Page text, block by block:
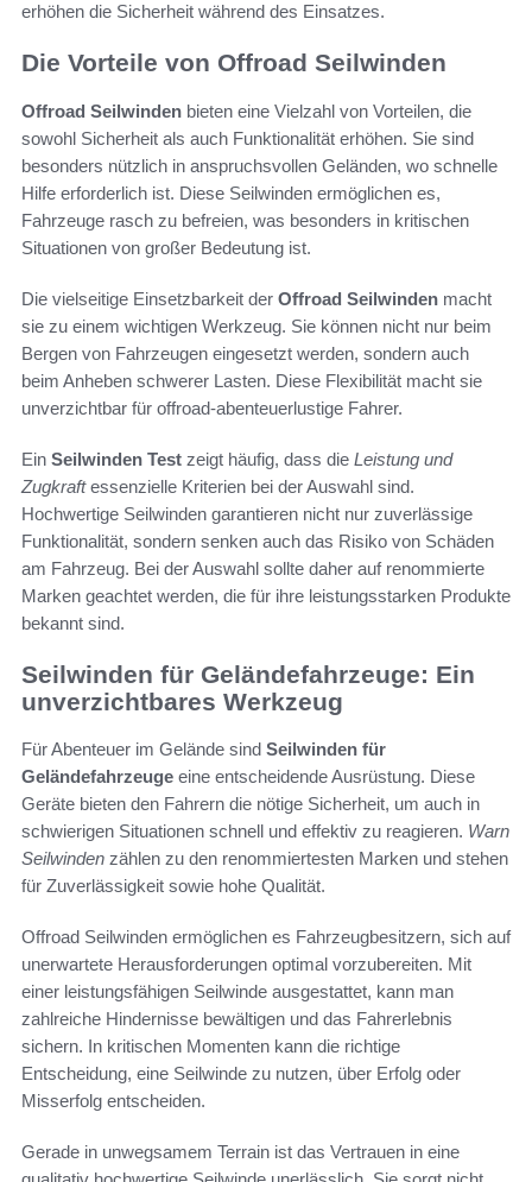
erhöhen die Sicherheit während des Einsatzes.
Die Vorteile von Offroad Seilwinden
Offroad Seilwinden bieten eine Vielzahl von Vorteilen, die
sowohl Sicherheit als auch Funktionalität erhöhen. Sie sind
besonders nützlich in anspruchsvollen Geländen, wo schnelle
Hilfe erforderlich ist. Diese Seilwinden ermöglichen es,
Fahrzeuge rasch zu befreien, was besonders in kritischen
Situationen von großer Bedeutung ist.
Die vielseitige Einsetzbarkeit der Offroad Seilwinden macht
sie zu einem wichtigen Werkzeug. Sie können nicht nur beim
Bergen von Fahrzeugen eingesetzt werden, sondern auch
beim Anheben schwerer Lasten. Diese Flexibilität macht sie
unverzichtbar für offroad-abenteuerlustige Fahrer.
Ein Seilwinden Test zeigt häufig, dass die Leistung und
Zugkraftessenzielle Kriterien bei der Auswahl sind.
Hochwertige Seilwinden garantieren nicht nur zuverlässige
Funktionalität, sondern senken auch das Risiko von Schäden
am Fahrzeug. Bei der Auswahl sollte daher auf renommierte
Marken geachtet werden, die für ihre leistungsstarken Produkte
bekannt sind.
Seilwinden für Geländefahrzeuge: Ein
unverzichtbares Werkzeug
Für Abenteuer im Gelände sind Seilwinden für
Geländefahrzeuge eine entscheidende Ausrüstung. Diese
Geräte bieten den Fahrern die nötige Sicherheit, um auch in
schwierigen Situationen schnell und effektiv zu reagieren. Warn
Seilwinden zählen zu den renommiertesten Marken und stehen
für Zuverlässigkeit sowie hohe Qualität.
Offroad Seilwinden ermöglichen es Fahrzeugbesitzern, sich auf
unerwartete Herausforderungen optimal vorzubereiten. Mit
einer leistungsfähigen Seilwinde ausgestattet, kann man
zahlreiche Hindernisse bewältigen und das Fahrerlebnis
sichern. In kritischen Momenten kann die richtige
Entscheidung, eine Seilwinde zu nutzen, über Erfolg oder
Misserfolg entscheiden.
Gerade in unwegsamem Terrain ist das Vertrauen in eine